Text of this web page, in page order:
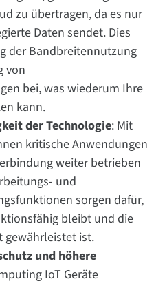
zu übertragen, da es nur
Daten sendet. Dies
der Bandbreitennutzung
von
bei, was wiederum Ihre
kann.
der Technologie: Mit
kritische Anwendungen
weiter betrieben
und
sorgen dafür,
bleibt und die
gewährleistet ist.
und höhere
IoT Geräte